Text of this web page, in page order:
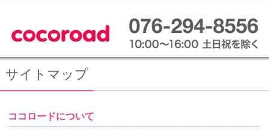
サイトマップ
ココロードについて